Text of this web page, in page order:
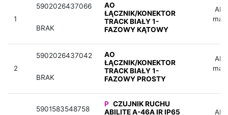
1
5902026437066
BRAK
AO
ŁĄCZNIK/KONEKTOR
TRACK BIAŁY 1-
FAZOWY KĄTOWY
2
5902026437042
BRAK
AO
ŁĄCZNIK/KONEKTOR
TRACK BIAŁY 1-
FAZOWY PROSTY
5901583548758
P CZUJNIK RUCHU
ABILITE A-46A IR IP65